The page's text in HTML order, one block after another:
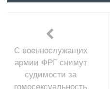
С военнослужащих
армии ФРГ снимут
судимости за
гомосексуальность